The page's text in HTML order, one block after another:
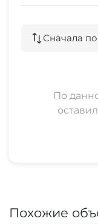
Сначала
По
Похожие